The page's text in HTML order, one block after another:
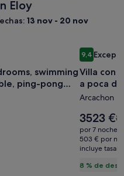
Eloy
13 nov - 20 nov
swimming
ping-pong
swimming pool,
Galería
de
de
Villa
con
piscina
playa
y
9,49,4 sobre
Villa con
a poca
Arcachon
8 % de
El
precio
es
de
3523 €El
por 7 noches
503 € por
incluye tasas
Villa con